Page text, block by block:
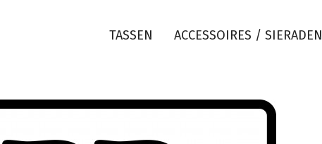
TASSEN ACCESSOIRES / SIERADEN